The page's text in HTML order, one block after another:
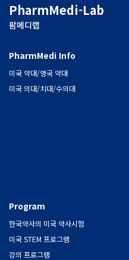
PharmMedi-Lab
팜메디랩
PharmMedi Info
미국 약대/영국 약대
미국 의대/치대/수의대
Program
한국약사의 미국 약사시험
미국 STEM 프로그램
강의 프로그램